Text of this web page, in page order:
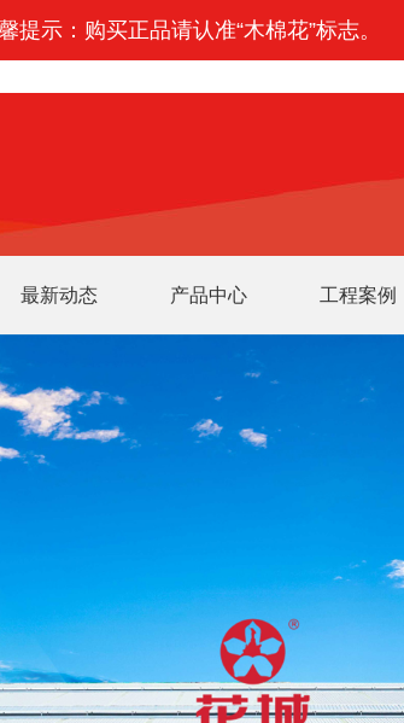
918博天堂(中国)百度百科
提示：购买正品请认准“木棉花”标志。
最新动态 产品中心 工程案例